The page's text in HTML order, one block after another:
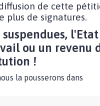
de cette
plus de signatures.
ou un revenu
!
la pousserons dans